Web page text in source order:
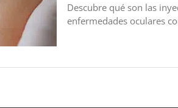
Descubre qué son las
enfermedades oculares